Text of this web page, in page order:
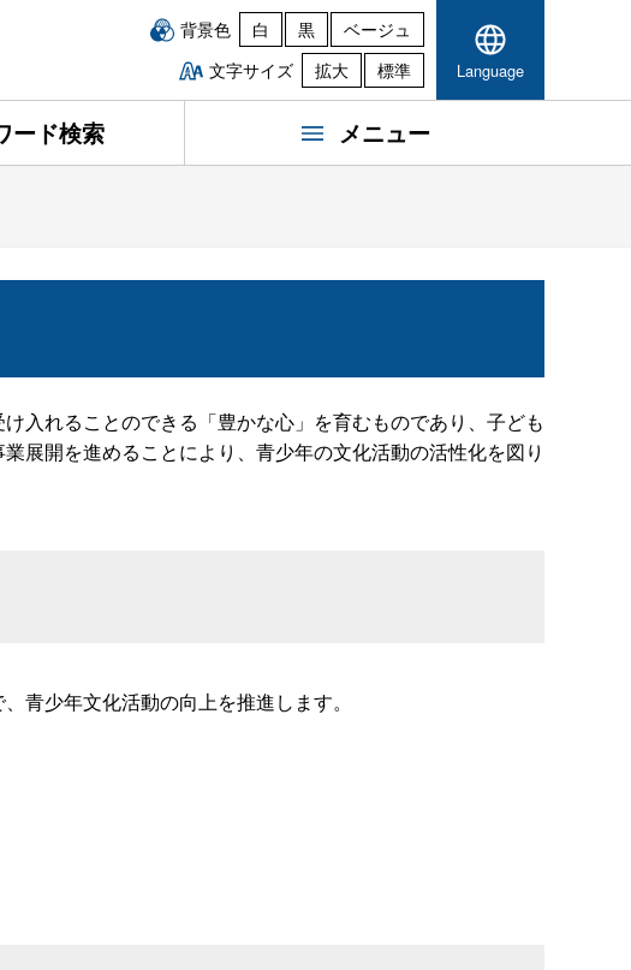
背景色 白 黒
ベージュ
文字サイズ
拡大 標準 Language
ード検索 メニュー
入れることのできる「豊かな心」を育むものであり、子ども
展開を進めることにより、青少年の文化活動の活性化を図り
青少年文化活動の向上を推進します。